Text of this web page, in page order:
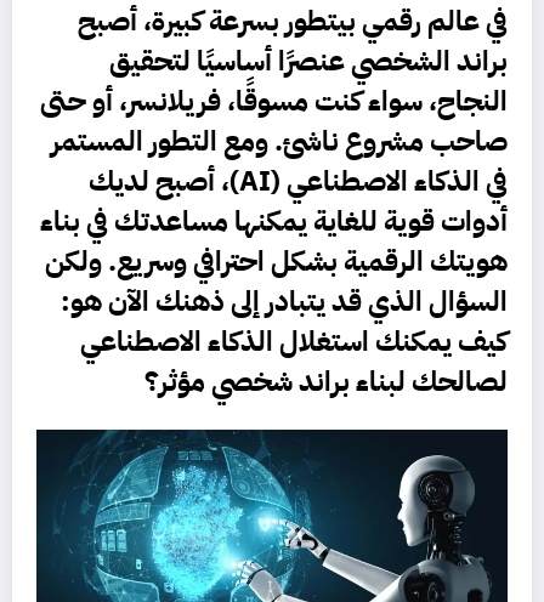
في عالم رقمي بيتطور بسرعة كبيرة، أصبح
براند الشخصيعنصرًا أساسيًا لتحقيق
النجاح، سواء كنت مسوقًا، فريلانسر، أو حتى
صاحب مشروع ناشئ. ومع التطور المستمر
فيالذكاء الاصطناعي (AI)
، أصبح لديك
أدوات قوية للغاية يمكنها مساعدتك في بناء
هويتك الرقمية بشكل احترافي وسريع. ولكن
السؤال الذي قد يتبادر إلى ذهنك الآن هو:
كيف يمكنك استغلال الذكاء الاصطناعي
لصالحك لبناء براند شخصي مؤثر؟